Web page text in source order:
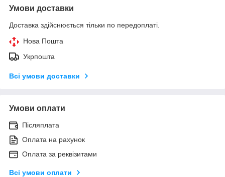
Умови доставки
Доставка здійснюється тільки по передоплаті.
Нова Пошта
Укрпошта
Всі умови доставки
Умови оплати
Післяплата
Оплата на рахунок
Оплата за реквізитами
Всі умови оплати